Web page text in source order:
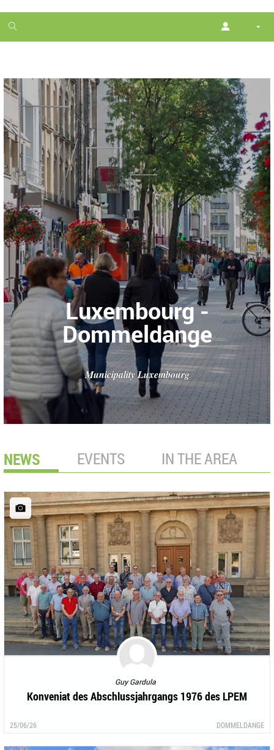
1
month
Luxembourg -
Dommeldange
Municipality Luxembourg
NEWS EVENTS IN THE AREA
Guy Gardula
Konveniat des Abschlussjahrgangs 1976 des LPEM
25/06/26 DOMMELDANGE